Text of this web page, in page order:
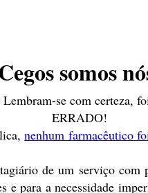
somos
se com certeza,
ERRADO!
nenhum farmacêutico
de um serviço
para a necessidade